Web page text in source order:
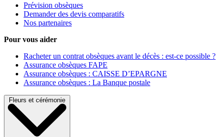
Prévision obsèques
Demander des devis comparatifs
Nos partenaires
Pour vous aider
Racheter un contrat obsèques avant le décès : est-ce possible ?
Assurance obsèques FAPE
Assurance obsèques : CAISSE D’EPARGNE
Assurance obsèques : La Banque postale
Fleurs et cérémonie